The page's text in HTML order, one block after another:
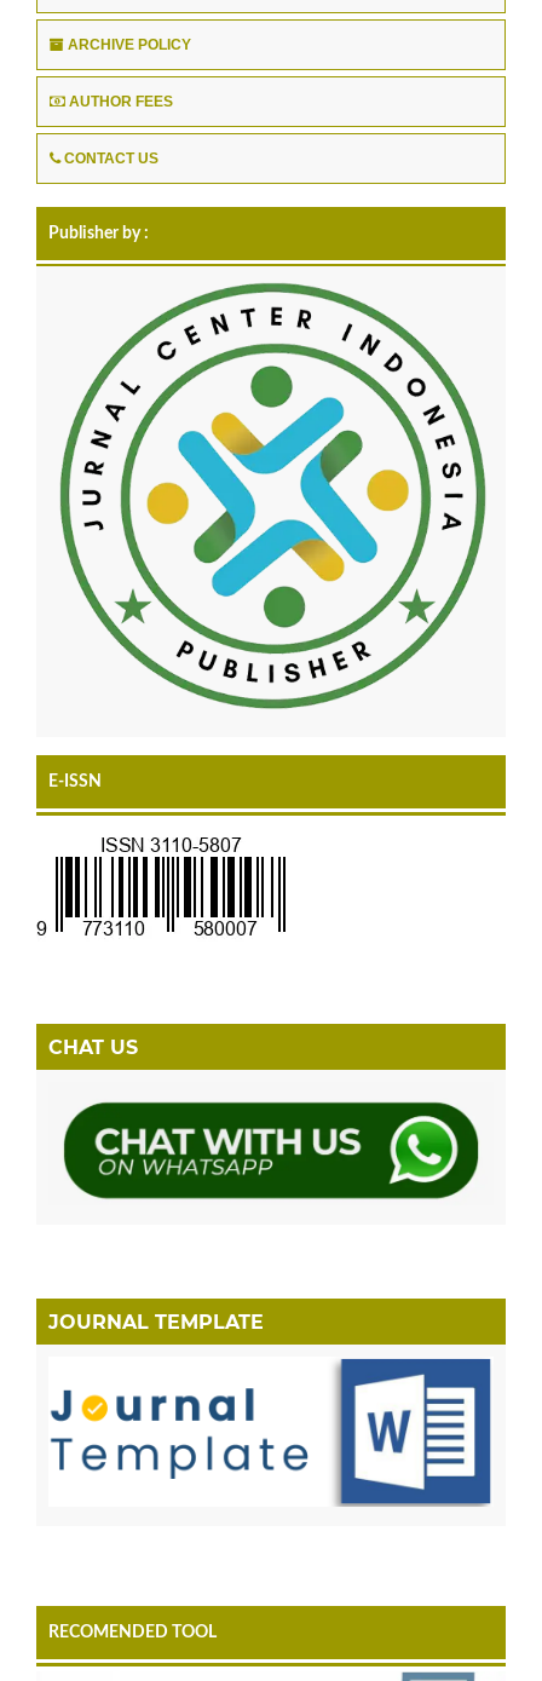
ARCHIVE POLICY
AUTHOR FEES
CONTACT US
Publisher by :
E-ISSN
CHAT US
JOURNAL TEMPLATE
RECOMENDED TOOL